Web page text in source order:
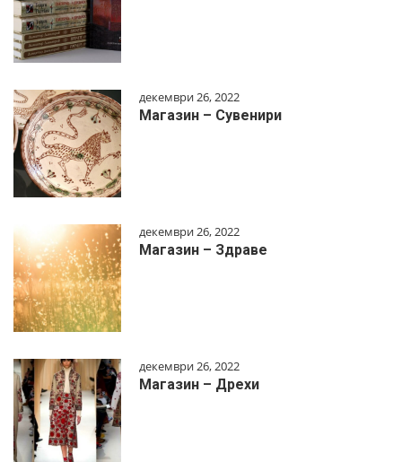
декември 26, 2022
Магазин – Сувенири
декември 26, 2022
Магазин – Здраве
декември 26, 2022
Магазин – Дрехи